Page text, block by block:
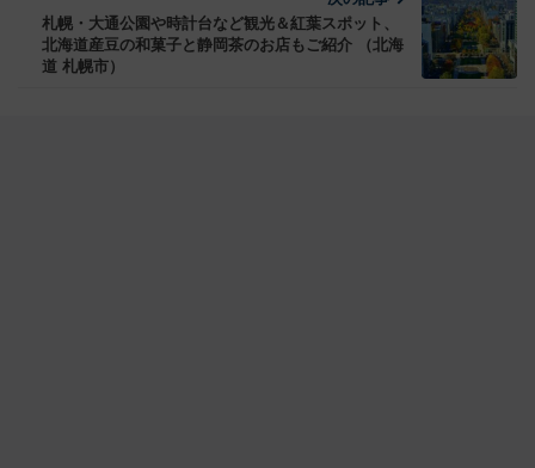
札幌・大通公園や時計台など観光＆紅葉スポット、
北海道産豆の和菓子と静岡茶のお店もご紹介 （北海
道 札幌市）